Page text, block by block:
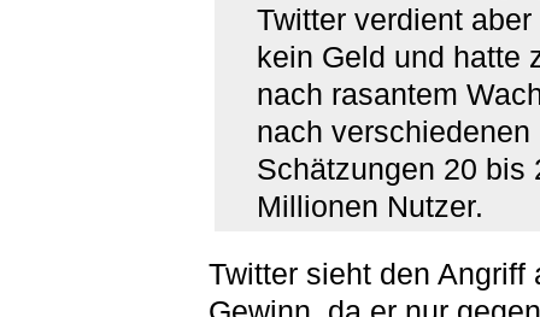
Twitter verdient aber
kein Geld und hatte
nach rasantem
nach verschiedenen
Schätzungen 20 bis
Millionen Nutzer.
Twitter sieht den Angriff